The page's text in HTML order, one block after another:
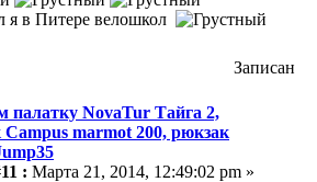
я в Питере велошкол
Записан
палатку NovaTur Тайга 2,
Campus marmot 200, рюкзак
: Марта 21, 2014, 12:49:02 pm »